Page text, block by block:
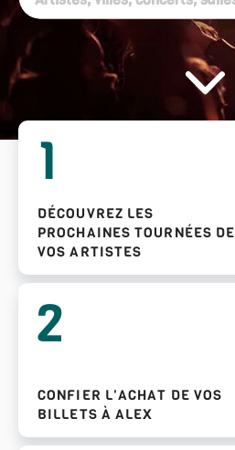
1
DÉCOUVREZ LES
PROCHAINES TOURNÉES DE
VOS ARTISTES
2
CONFIER L'ACHAT DE VOS
BILLETS À ALEX